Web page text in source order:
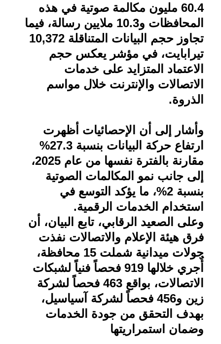
60.4 مليون مكالمة صوتية في هذه
المحافظات و10.3 ملايين رسالة، فيما
تجاوز حجم البيانات المتناقلة 10,372
تيرابايت، في مؤشر يعكس حجم
الاعتماد المتزايد على خدمات
الاتصالات والإنترنت خلال مواسم
الذروة.
وأشار إلى أن الإحصائيات أظهرت
ارتفاع حركة البيانات بنسبة 27.3%
مقارنة بالفترة نفسها من عام 2025،
إلى جانب نمو المكالمات الصوتية
بنسبة 2%، ما يؤكد التوسع في
استخدام الخدمات الرقمية.
وعلى الصعيد الرقابي، تابع البيان، أن
فرق هيئة الإعلام والاتصالات نفذت
جولات ميدانية شملت 15 محافظة،
أُجري خلالها 919 فحصاً فنياً لشبكات
الاتصالات، بواقع 463 فحصاً لشركة
زين و456 فحصاً لشركة آسياسيل،
بهدف التحقق من جودة الخدمات
وضمان استمراريتها